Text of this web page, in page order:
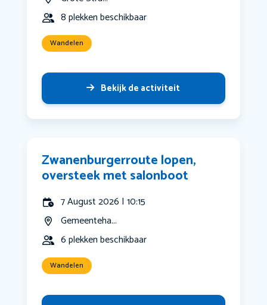
8 plekken beschikbaar
Wandelen
Bekijk de activiteit
Zwanenburgerroute lopen,
oversteek met salonboot
7 August 2026 | 10:15
Gemeenteha...
6 plekken beschikbaar
Wandelen